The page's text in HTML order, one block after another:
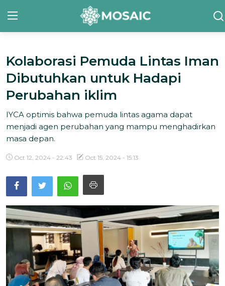
Contact
Tentang Kami
Team Kami
Galeri
Sorotan Berita
Bahasa
Kolaborasi Pemuda Lintas Iman
Dibutuhkan untuk Hadapi
Perubahan iklim
IYCA optimis bahwa pemuda lintas agama dapat
menjadi agen perubahan yang mampu menghadirkan
masa depan.
Oct 12, 2024 - 22:43 Oct 15, 2024 - 15:13